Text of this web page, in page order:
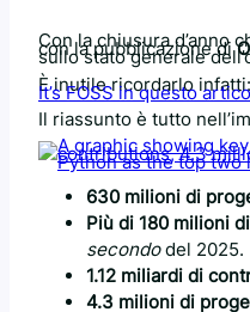
Con la chiusura d’anno
con la pubblicazione di
sullo stato generale
È inutile ricordarlo
It’s FOSS in questo
Il riassunto è tutto
630 milioni di
Più di 180 milioni
secondodel 2025.
1.12 miliardi di
4.3 milioni di